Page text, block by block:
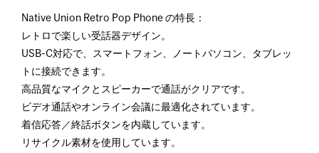
Native Union Retro Pop Phone の特長：
レトロで楽しい受話器デザイン。
USB-C対応で、スマートフォン、ノートパソコン、タブレッ
トに接続できます。
高品質なマイクとスピーカーで通話がクリアです。
ビデオ通話やオンライン会議に最適化されています。
着信応答／終話ボタンを内蔵しています。
リサイクル素材を使用しています。